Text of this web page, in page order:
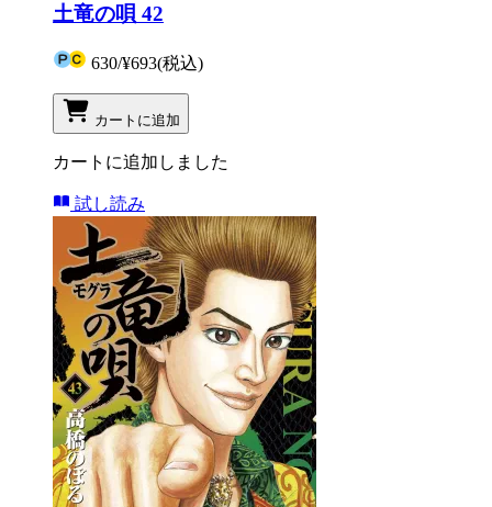
土竜の唄 42
630/¥693(税込)
カートに追加
カートに追加しました
試し読み